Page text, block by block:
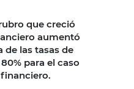
que creció
aumentó
de las tasas de
para el caso